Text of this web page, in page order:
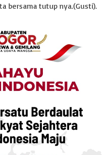
bersama tutup nya.(Gusti).